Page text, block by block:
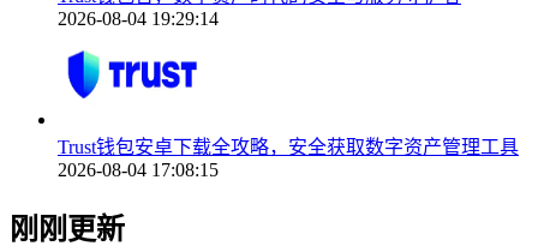
2026-08-04 19:29:14
Trust钱包安卓下载全攻略，安全获取数字资产管理工具
2026-08-04 17:08:15
刚刚更新